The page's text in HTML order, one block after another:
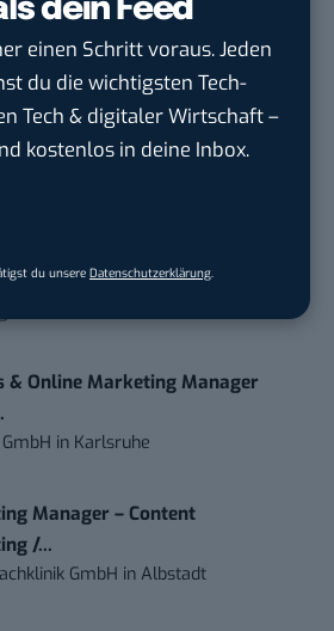
dein Feed
einen Schritt voraus. Jeden
du die wichtigsten Tech-
Tech & digitaler Wirtschaft –
kostenlos in deine Inbox.
du unsere Datenschutzerklärung.
Media GmbH inDüsseldorf
und Projektmanager
Holding GmbH inEschborn
& Winz GmbHinGeislingen an
& Online Marketing Manager
in Karlsruhe
Manager – Content
/...
GmbH inAlbstadt